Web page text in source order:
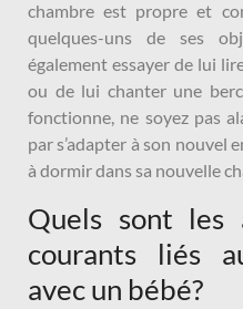
chambre est propre et
quelques-uns de ses
également essayer de lui
ou de lui chanter une
fonctionne, ne soyez pas
par s’adapter à son nouvel
à dormir dans sa nouvelle
Quels sont les
courants liés
avec un bébé?